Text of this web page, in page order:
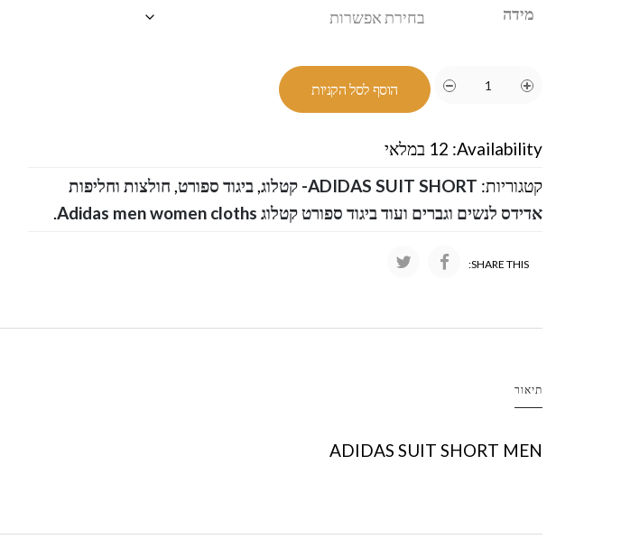
מידה
הוסף לסל הקניות
Availability: 12 במלאי
קטגוריות: ADIDAS SUIT SHORT- קטלוג ,ביגוד ספורט, חולצות וחליפות
אדידס לנשים וגברים ועוד ביגוד ספורט קטלוג Adidas men women cloths
.
SHARE THIS:
תיאור
ADIDAS SUIT SHORT MEN